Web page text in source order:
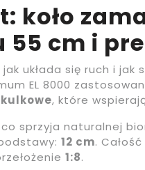
koło
55 cm i
układa się ruch i jak
EL 8000
, które
sprzyja naturalnej
12 cm.
1:8.